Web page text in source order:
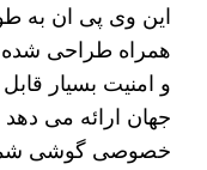
این وی پی ان به
همراه طراحی
و امنیت بسیار
جهان ارائه می
خصوصی گوشی